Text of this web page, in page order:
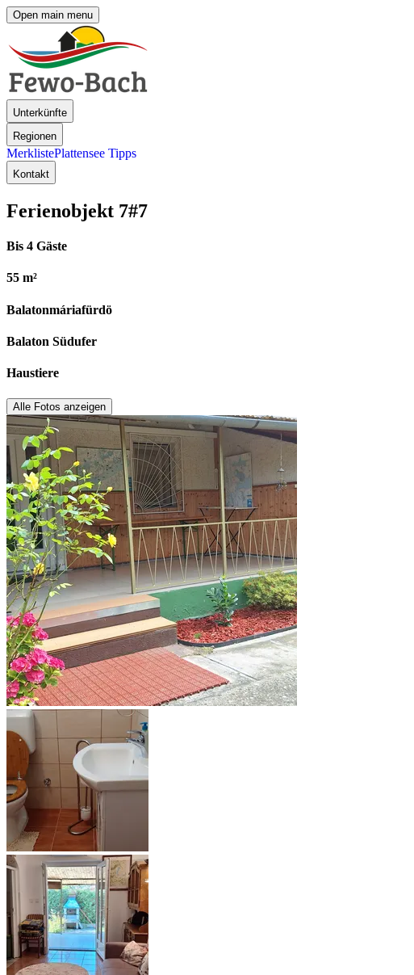
Open main menu
Unterkünfte
Regionen
MerklistePlattensee Tipps
Kontakt
Ferienobjekt 7#7
Bis 4 Gäste
55 m²
Balatonmáriafürdö
Balaton Südufer
Haustiere
Alle Fotos anzeigen